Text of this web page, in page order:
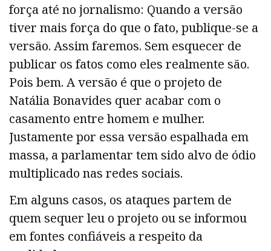
força até no jornalismo: Quando a versão
tiver mais força do que o fato, publique-se a
versão. Assim faremos. Sem esquecer de
publicar os fatos como eles realmente são.
Pois bem. A versão é que o projeto de
Natália Bonavides quer acabar com o
casamento entre homem e mulher.
Justamente por essa versão espalhada em
massa, a parlamentar tem sido alvo de ódio
multiplicado nas redes sociais.
Em alguns casos, os ataques partem de
quem sequer leu o projeto ou se informou
em fontes confiáveis a respeito da